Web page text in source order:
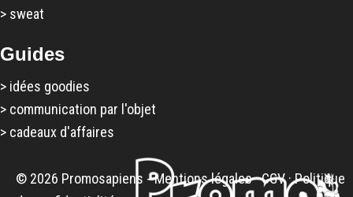
> sweat
Guides
> idées goodies
> communication par l'objet
> cadeaux d'affaires
© 2026 Promosapiens -Mentions légales·CGV·Politique